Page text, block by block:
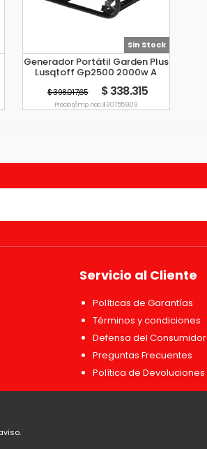
Sin Stock
Generador Portátil Garden Plus
Lusqtoff Gp2500 2000w A
Nafta 15l 2.2kva
$ 398.017,65 $ 338.315
Precio s/imp. nac. $ 307.559,09
Servicio al Cliente
Políticas de Garantías
Términos y condiciones
Defensa del Consumidor
Preguntas Frecuentes
Política de Devoluciones